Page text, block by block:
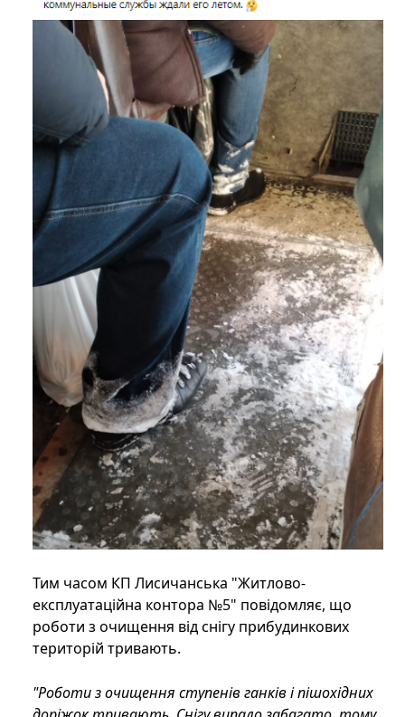
Тим часом КП Лисичанська "Житлово-
експлуатаційна контора №5" повідомляє, що
роботи з очищення від снігу прибудинкових
територій тривають.
"Роботи з очищення ступенів ганків і пішохідних